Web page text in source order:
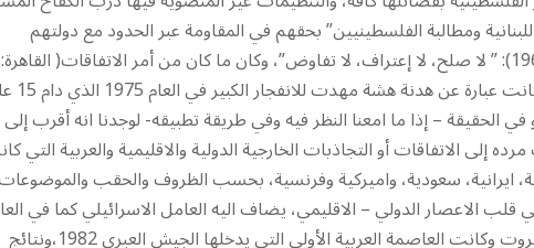
ومطالبة الفلسطينيين” بحقهم في المقاومة عبر الحدود مع دولتهم
المحتلة”، متسلحين بلاءات قمة الخرطوم ( السودان في آب 1967): ” لا صلح، لا إعتراف، لا تفاوض”، وكان ما كان من أمر الاتفاقات( القاهرة:
1969، ملكارت 1973″ بين
– إذا ما امعنا النظر فيه وفي طريقة تطبيقه- لوجدنا انه أقرب إلى
إلى الاتفاقات أو التجاذبات الخارجية الدولية والاقليمية والعربية التي
ايرانية، سعودية، واميركية وفرنسية، بحسب الظروف والحقب
قلب الاعصار الدولي – الاقليمي، يضاف اليه العامل الاسرائيلي كما في
1982، والعام 1978 من قبل ، والذي افرز احتلالات بلغ آخرها بيروت وكانت العاصمة العربية الأولى التي يدخلها الجيش العبري 1982،ونتائج